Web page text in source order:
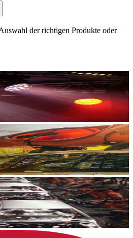
der richtigen Produkte oder